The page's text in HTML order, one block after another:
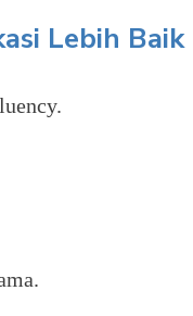
Lebih Baik